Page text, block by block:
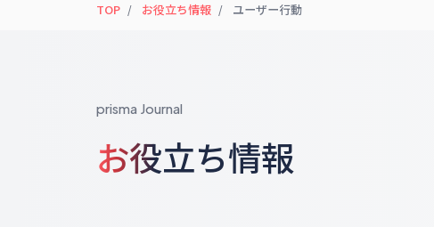
fannaly loyalty
TOP お役立ち情報 ユーザー行動
prisma Journal
お役立ち情報